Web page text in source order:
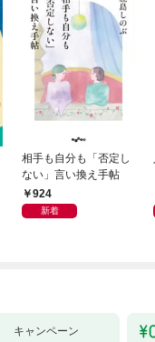
相手も自分も「否定し
ない」言い換え手帖
924
新着
キャンペーン